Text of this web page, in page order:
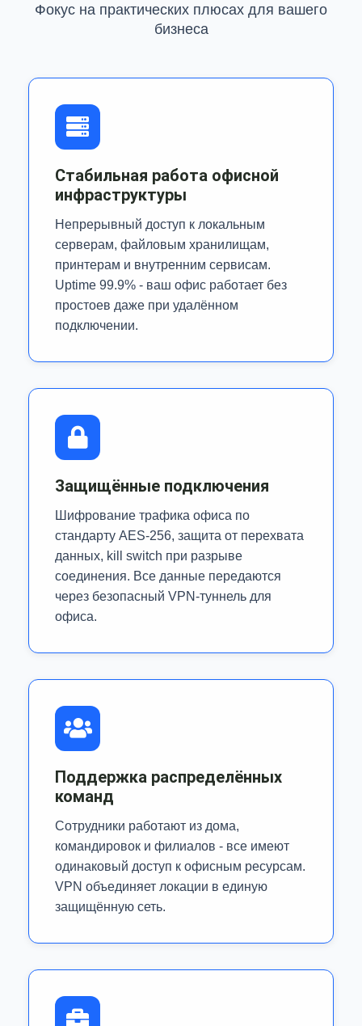
Фокус на практических плюсах для вашего
бизнеса
Стабильная работа офисной
инфраструктуры
Непрерывный доступ к локальным
серверам, файловым хранилищам,
принтерам и внутренним сервисам.
Uptime 99.9% - ваш офис работает без
простоев даже при удалённом
подключении.
Защищённые подключения
Шифрование трафика офиса по
стандарту AES-256, защита от перехвата
данных, kill switch при разрыве
соединения. Все данные передаются
через безопасный VPN-туннель для
офиса.
Поддержка распределённых
команд
Сотрудники работают из дома,
командировок и филиалов - все имеют
одинаковый доступ к офисным ресурсам.
VPN объединяет локации в единую
защищённую сеть.